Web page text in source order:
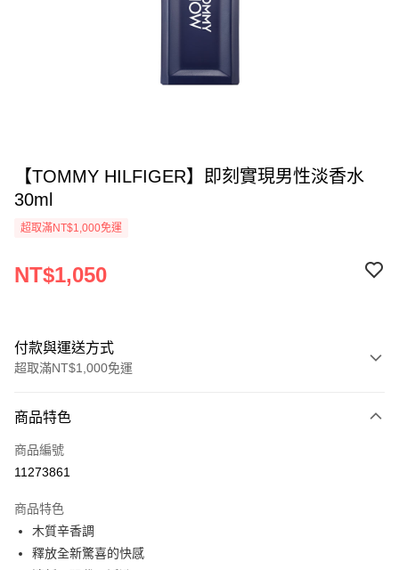
【TOMMY HILFIGER】即刻實現男性淡香水
30ml
超取滿NT$1,000免運
NT$1,050
付款與運送方式
超取滿NT$1,000免運
信用卡一次付款
ATM付款
運送方式
付款後全家取貨
每筆NT$80，滿NT$1,000(含以上)免運費
商品特色
商品編號
11273861
商品特色
木質辛香調
釋放全新驚喜的快感